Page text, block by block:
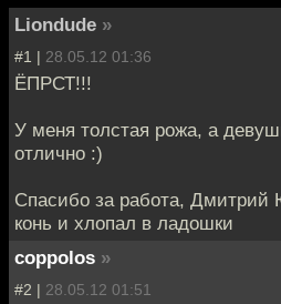
Liondude »
#1 | 28.05.12 01:36
ЁПРСТ!!!
У меня толстая рожа, а
отлично :)
Спасибо за работа, Дмитрий
конь и хлопал в ладошки
coppolos »
#2 | 28.05.12 01:51